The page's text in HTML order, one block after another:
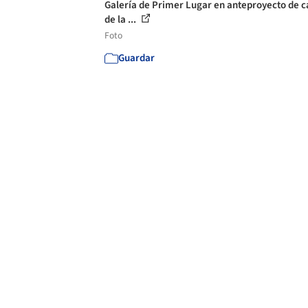
Galería de Primer Lugar en anteproyecto de
de la ...
Foto
Guardar